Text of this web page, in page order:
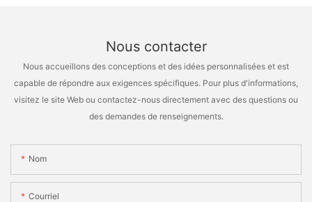
Nous contacter
Nous accueillons des conceptions et des idées personnalisées et est
capable de répondre aux exigences spécifiques. Pour plus d'informations,
visitez le site Web ou contactez-nous directement avec des questions ou
des demandes de renseignements.
Nom
Courriel